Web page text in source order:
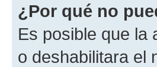
¿Por qué no
Es posible que la
o deshabilitara el